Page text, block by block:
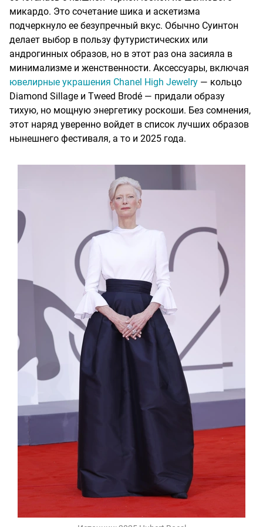
микардо. Это сочетание шика и аскетизма
подчеркнуло ее безупречный вкус. Обычно Суинтон
делает выбор в пользу футуристических или
андрогинных образов, но в этот раз она засияла в
минимализме и женственности. Аксессуары, включая
ювелирные украшения Chanel High Jewelry — кольцо
Diamond Sillage и Tweed Brodé — придали образу
тихую, но мощную энергетику роскоши. Без сомнения,
этот наряд уверен­но войдет в список лучших образов
нынешнего фестиваля, а то и 2025 года.